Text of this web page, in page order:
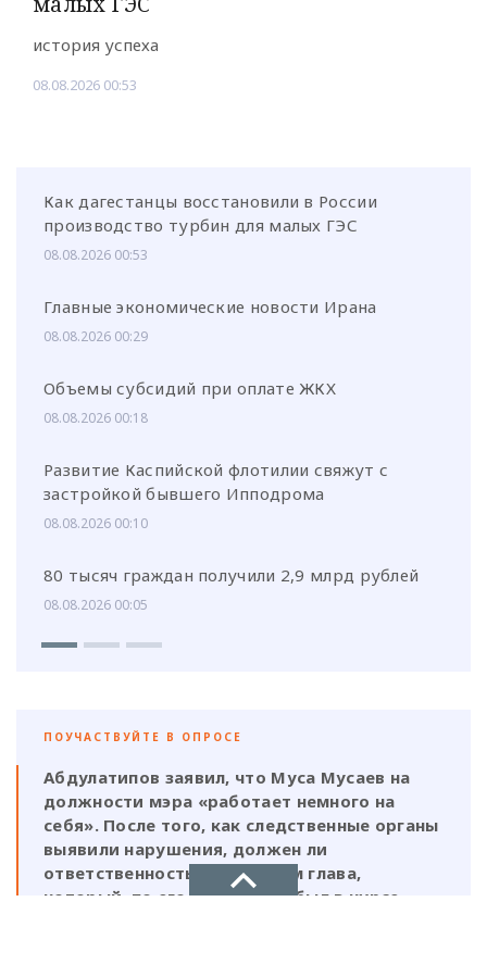
история успеха
08.08.2026 00:53
Как дагестанцы восстановили в России
производство турбин для малых ГЭС
08.08.2026 00:53
Главные экономические новости Ирана
08.08.2026 00:29
Объемы субсидий при оплате ЖКХ
08.08.2026 00:18
Развитие Каспийской флотилии свяжут с
застройкой бывшего Ипподрома
08.08.2026 00:10
80 тысяч граждан получили 2,9 млрд рублей
08.08.2026 00:05
ПОУЧАСТВУЙТЕ В ОПРОСЕ
Абдулатипов заявил, что Муса Мусаев на
должности мэра «работает немного на
себя». После того, как следственные органы
выявили нарушения, должен ли
ответственность нести и сам глава,
который, по его же словам, был в курсе